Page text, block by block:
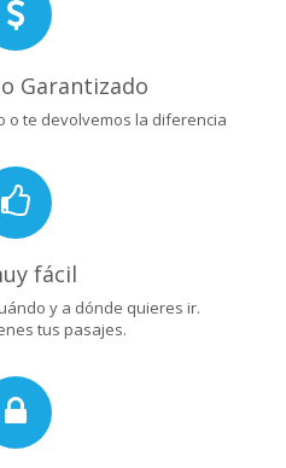
Garantizado
o te devolvemos la diferencia
fácil
y a dónde quieres ir.
tus pasajes.